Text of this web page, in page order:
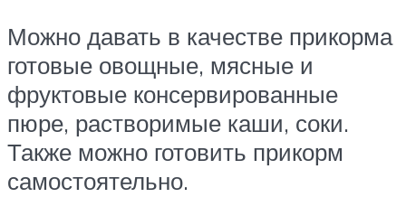
Можно давать в качестве прикорма
готовые овощные, мясные и
фруктовые консервированные
пюре, растворимые каши, соки.
Также можно готовить прикорм
самостоятельно.